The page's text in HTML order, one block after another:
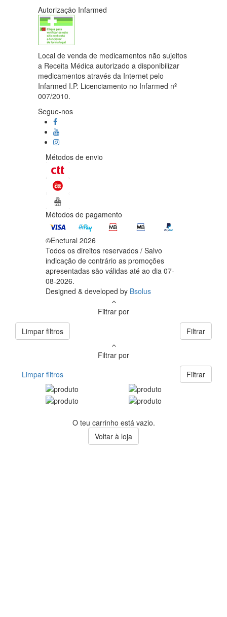
Autorização Infarmed
Local de venda de medicamentos não sujeitos
a Receita Médica autorizado a disponibilizar
medicamentos através da Internet pelo
Infarmed I.P. Licenciamento no Infarmed nº
007/2010.
Segue-nos
Métodos de envio
Métodos de pagamento
©Enetural 2026
Todos os direitos reservados / Salvo
indicação de contrário as promoções
apresentadas são válidas até ao dia 07-
08-2026.
Designed & developed by Bsolus
Filtrar por
Limpar filtros
Filtrar
Filtrar por
Limpar filtros
Filtrar
O teu carrinho está vazio.
Voltar à loja